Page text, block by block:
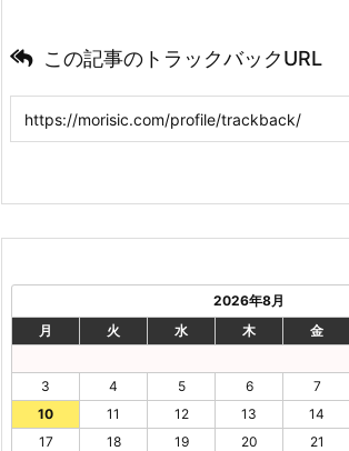
この記事のトラックバックURL
2026年8月
月
火 水 木 金
3
4 5 6 7
10
11 12 13 14
17
18 19 20 21